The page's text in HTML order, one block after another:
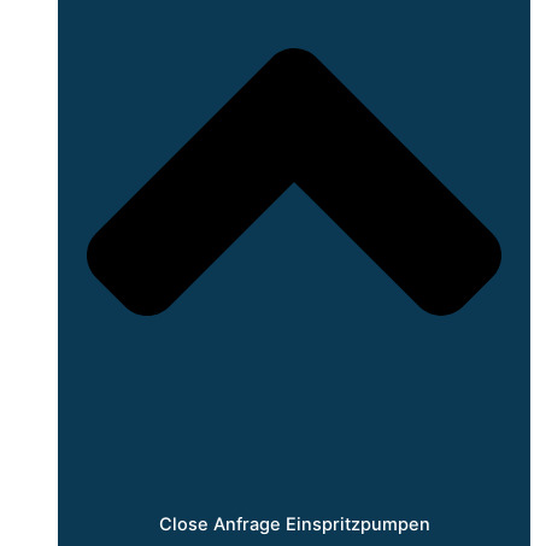
Close Anfrage Einspritzpumpen